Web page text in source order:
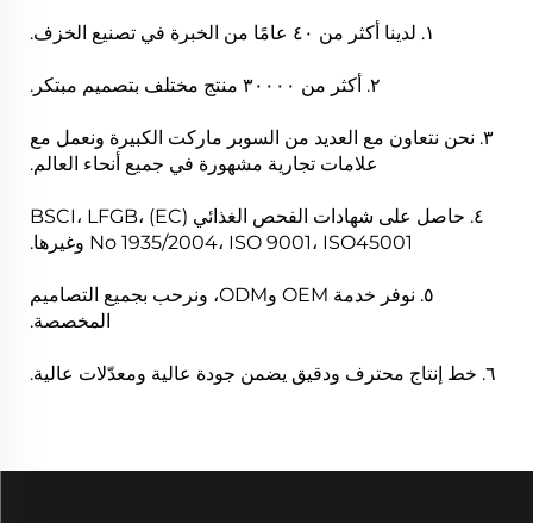
١. لدينا أكثر من ٤٠ عامًا من الخبرة في تصنيع الخزف.
٢. أكثر من ٣٠٠٠٠ منتج مختلف بتصميم مبتكر.
٣. نحن نتعاون مع العديد من السوبر ماركت الكبيرة ونعمل مع
علامات تجارية مشهورة في جميع أنحاء العالم.
٤. حاصل على شهادات الفحص الغذائي BSCI، LFGB، (EC)
No 1935/2004، ISO 9001، ISO45001 وغيرها.
٥. نوفر خدمة OEM وODM، ونرحب بجميع التصاميم
المخصصة.
٦. خط إنتاج محترف ودقيق يضمن جودة عالية ومعدّلات عالية.